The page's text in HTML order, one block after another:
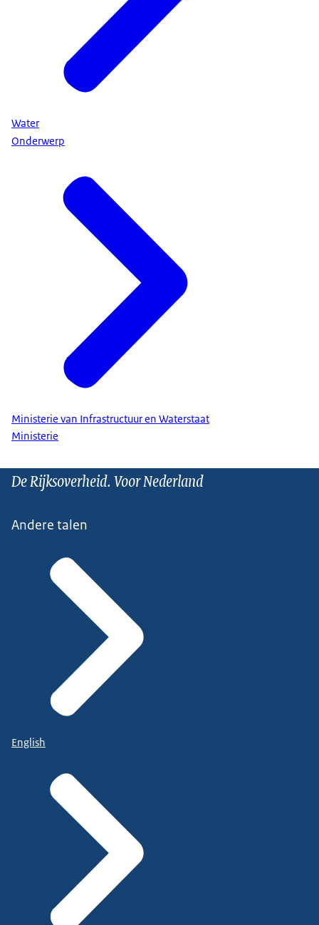
Water
Onderwerp
Ministerie van Infrastructuur en Waterstaat
Ministerie
De Rijksoverheid. Voor Nederland
Andere talen
English